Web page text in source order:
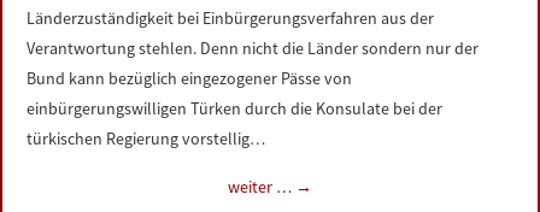
Länderzuständigkeit bei Einbürgerungsverfahren aus der
Verantwortung stehlen. Denn nicht die Länder sondern nur der
Bund kann bezüglich eingezogener Pässe von
einbürgerungswilligen Türken durch die Konsulate bei der
türkischen Regierung vorstellig…
weiter … →